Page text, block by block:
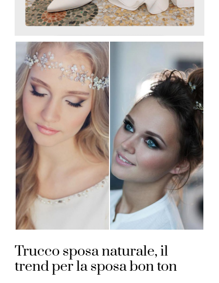
Trucco sposa naturale, il
trend per la sposa bon ton